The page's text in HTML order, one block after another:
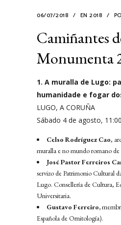
06/07/2018 EN 2018
Camiñantes
Monumenta
1. A muralla de Lugo:
humanidade e fogar
LUGO, A CORUÑA
Sábado 4 de agosto,
Celso Rodríguez Cao,
muralla e no mundo romano
José Pastor Ferreiros
servizo de Patrimonio Cultural
Lugo. Consellería de Cultura,
Universitaria.
Gustavo Ferreiro,
Española de Ornitología).